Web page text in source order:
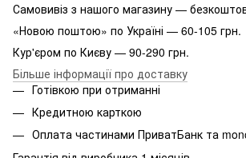
Самовивіз з нашого магазину —
«Новою поштою» по Україні — 60-105 грн.
Кур'єром по Києву — 90-290 грн.
Більше інформації про доставку
Готівкою при отриманні
Кредитною карткою
Оплата частинами ПриватБанк та